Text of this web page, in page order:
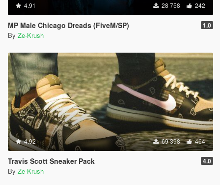
4.91 28 758 242
MP Male Chicago Dreads (FiveM/SP) 1.0
By Ze-Krush
4.92 69 398 464
Travis Scott Sneaker Pack 4.0
By Ze-Krush